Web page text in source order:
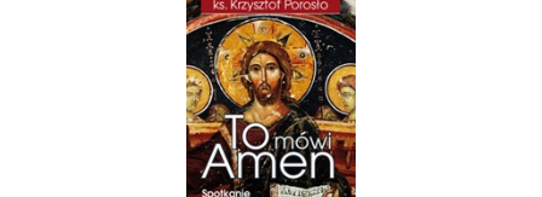
Książki obcojęzyczne
Poradniki, leksykony...